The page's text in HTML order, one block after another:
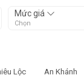
Mức giá
Chọn
Lộc An Khánh